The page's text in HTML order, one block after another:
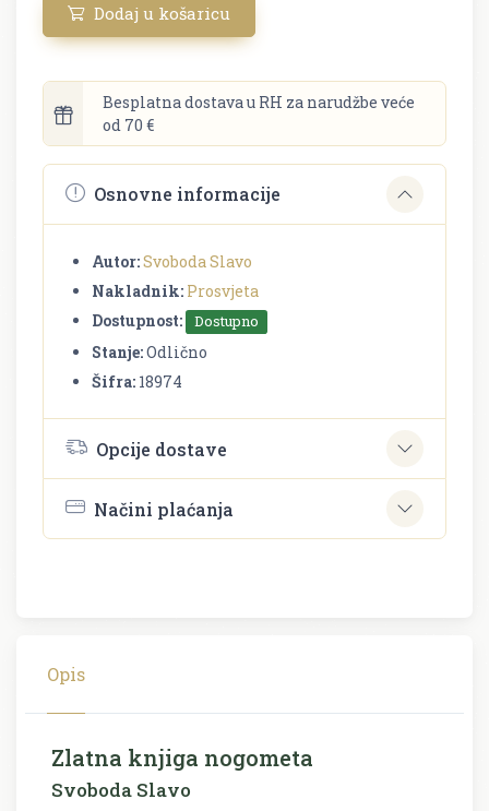
Dodaj u košaricu
Besplatna dostava u RH za narudžbe veće
od 70 €
Osnovne informacije
Autor:Svoboda Slavo
Nakladnik: Prosvjeta
Dostupnost:
Dostupno
Stanje:Odlično
Šifra: 18974
Opcije dostave
Načini plaćanja
Opis
Zlatna knjiga nogometa
Svoboda Slavo